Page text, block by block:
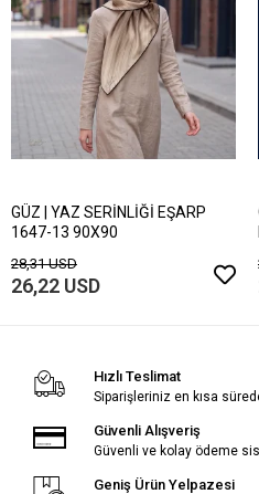
GÜZ | YAZ SERİNLİĞİ EŞARP
1647-13 90X90
28,31 USD
26,22 USD
Hızlı Teslimat
Siparişleriniz en kısa
Güvenli Alışveriş
Güvenli ve kolay ödeme
Geniş Ürün Yelpazesi